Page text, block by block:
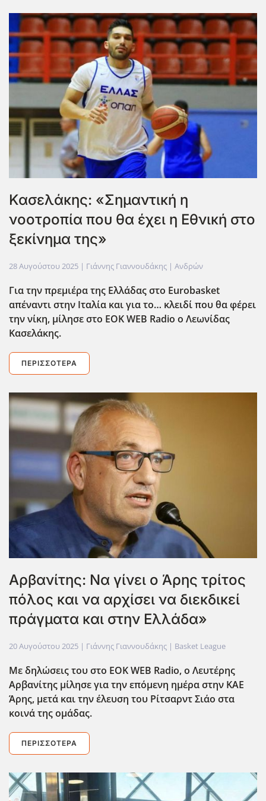
Κασελάκης: «Σημαντική η
νοοτροπία που θα έχει η Εθνική στο
ξεκίνημα της»
28 Αυγούστου 2025 | Γιάννης Γιαννουδάκης | Ανδρών
Για την πρεμιέρα της Ελλάδας στο Eurobasket
απέναντι στην Ιταλία και για το… κλειδί που θα φέρει
την νίκη, μίλησε στο EOKWEB Radio ο Λεωνίδας
Κασελάκης.
ΠΕΡΙΣΣΌΤΕΡΑ
Αρβανίτης: Να γίνει ο Άρης τρίτος
πόλος και να αρχίσει να διεκδικεί
πράγματα και στην Ελλάδα»
20 Αυγούστου 2025 | Γιάννης Γιαννουδάκης | Basket League
Με δηλώσεις του στο EOKWEB Radio, ο Λευτέρης
Αρβανίτης μίλησε για την επόμενη ημέρα στην ΚΑΕ
Άρης, μετά και την έλευση του Ρίτσαρντ Σιάο στα
κοινά της ομάδας.
ΠΕΡΙΣΣΌΤΕΡΑ